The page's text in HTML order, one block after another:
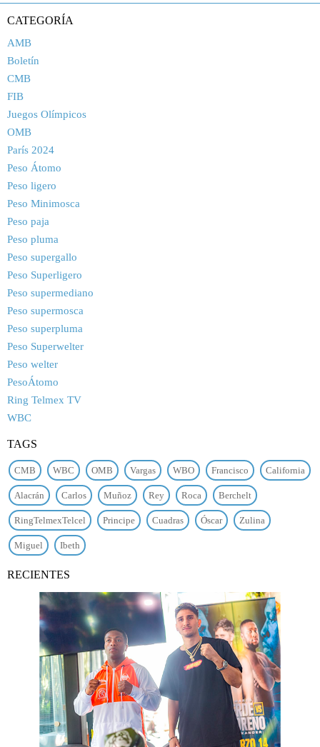
CATEGORÍA
AMB
Boletín
CMB
FIB
Juegos Olímpicos
OMB
París 2024
Peso Átomo
Peso ligero
Peso Minimosca
Peso paja
Peso pluma
Peso supergallo
Peso Superligero
Peso supermediano
Peso supermosca
Peso superpluma
Peso Superwelter
Peso welter
PesoÁtomo
Ring Telmex TV
WBC
TAGS
CMB WBC OMB Vargas WBO Francisco California
Alacrán Carlos Muñoz Rey Roca Berchelt
RingTelmexTelcel Principe Cuadras Óscar Zulina
Miguel Ibeth
RECIENTES